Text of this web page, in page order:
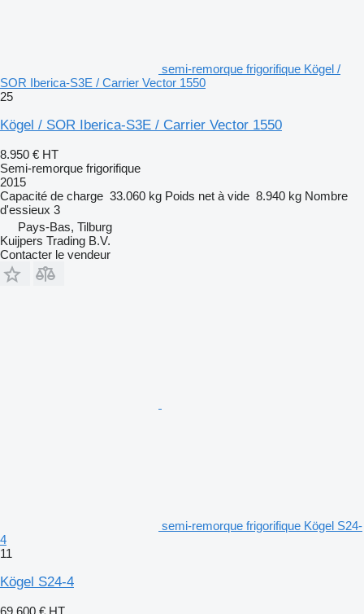
semi-remorque frigorifique Kögel /
SOR Iberica-S3E / Carrier Vector 1550
25
Kögel / SOR Iberica-S3E / Carrier Vector 1550
8.950 € HT
Semi-remorque frigorifique
2015
Capacité de charge 33.060 kg Poids net à vide 8.940 kg Nombre
d'essieux 3
Pays-Bas, Tilburg
Kuijpers Trading B.V.
Contacter le vendeur
semi-remorque frigorifique Kögel S24-
4
11
Kögel S24-4
69.600 € HT